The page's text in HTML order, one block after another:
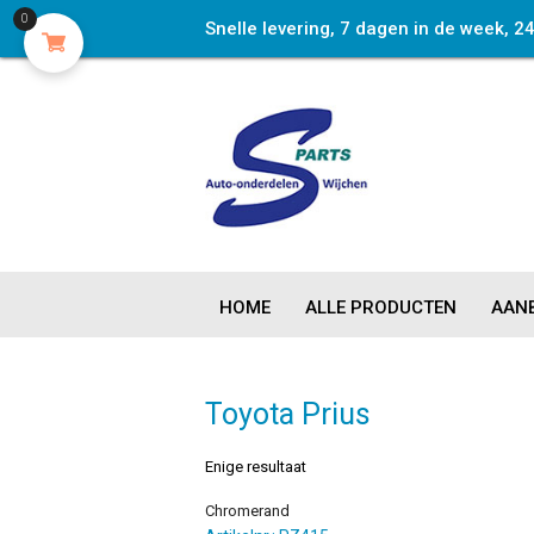
Snelle levering, 7 dagen in de week,
HOME ALLE PRODUCTEN
Toyota Prius
Enige resultaat
Chromerand
0